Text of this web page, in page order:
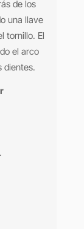
de los
una llave
tornillo. El
el arco
dientes.